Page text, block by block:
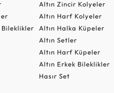
Bileklikler
Altın Zincir Kolyeler
Altın Harf Kolyeler
Altın Halka Küpeler
Altın Setler
Altın Harf Küpeler
Altın Erkek Bileklikler
Hasır Set